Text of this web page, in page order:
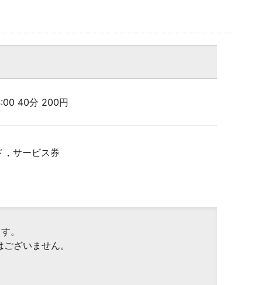
40分 200円
サービス券
。
ざいません。